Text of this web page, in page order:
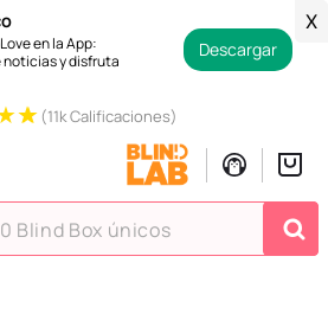
en la App:
y disfruta
Descargar
X
★ (11k Calificaciones)
Box únicos